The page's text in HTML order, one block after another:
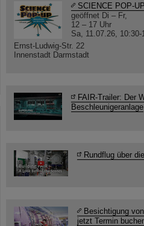
SCIENCE POP-UP
geöffnet Di – Fr,
12 – 17 Uhr
Sa, 11.07.26, 10:30-
Ernst-Ludwig-Str. 22
Innenstadt Darmstadt
FAIR-Trailer: Der
Beschleunigeranlage
Rundflug über
Besichtigung
jetzt Termin